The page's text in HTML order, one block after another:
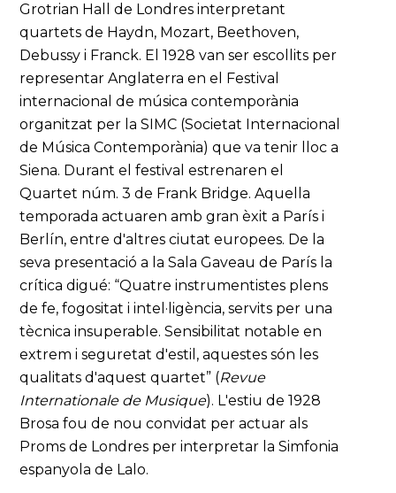
Grotrian Hall de Londres interpretant
quartets de Haydn, Mozart, Beethoven,
Debussy i Franck. El 1928 van ser escollits per
representar Anglaterra en el Festival
internacional de música contemporània
organitzat per la SIMC (Societat Internacional
de Música Contemporània) que va tenir lloc a
Siena. Durant el festival estrenaren el
Quartet núm. 3 de Frank Bridge. Aquella
temporada actuaren amb gran èxit a París i
Berlín, entre d'altres ciutat europees. De la
seva presentació a la Sala Gaveau de París la
crítica digué: “Quatre instrumentistes plens
de fe, fogositat i intel·ligència, servits per una
tècnica insuperable. Sensibilitat notable en
extrem i seguretat d'estil, aquestes són les
qualitats d'aquest quartet” (Revue
Internationale de Musique). L'estiu de 1928
Brosa fou de nou convidat per actuar als
Proms de Londres per interpretar la Simfonia
espanyola de Lalo.